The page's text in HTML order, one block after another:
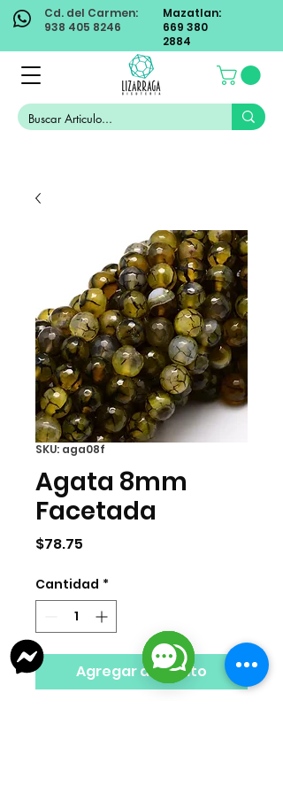
Cd. del Carmen:
938 405 8246
Mazatlan:
669 380
2884
SKU: aga08f
Agata 8mm
Facetada
$78.75
Cantidad *
Agregar al carrito